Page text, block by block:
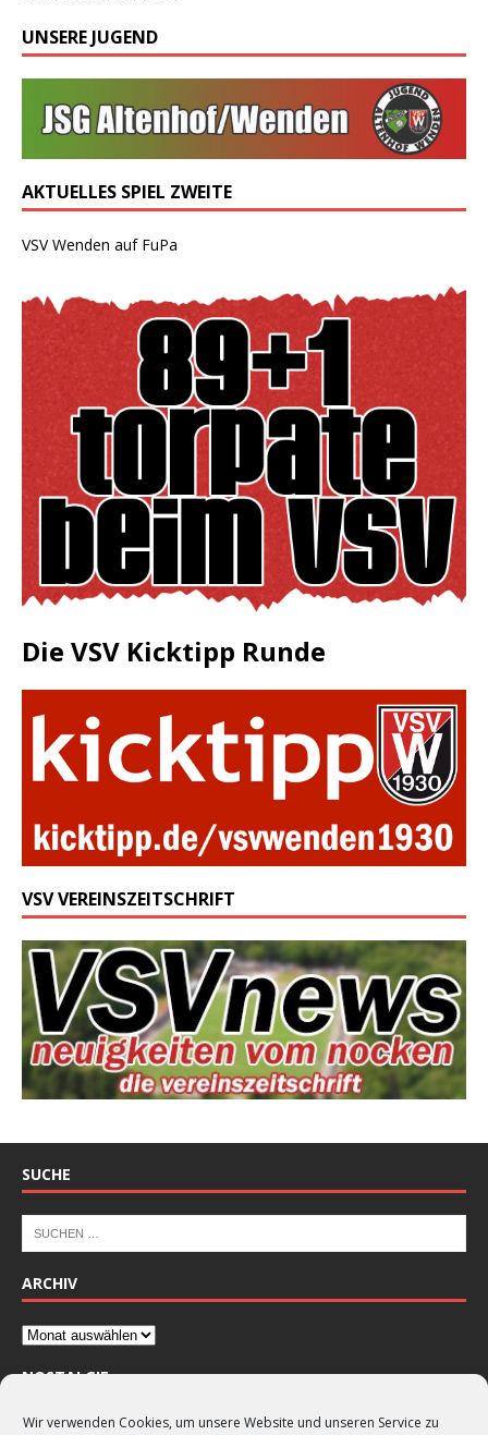
Wir verwenden Cookies, um unsere Website und unseren Service zu
UNSERE JUGEND
AKTUELLES SPIEL ZWEITE
VSV Wenden auf FuPa
Die VSV Kicktipp Runde
VSV VEREINSZEITSCHRIFT
SUCHE
ARCHIV
NOSTALGIE